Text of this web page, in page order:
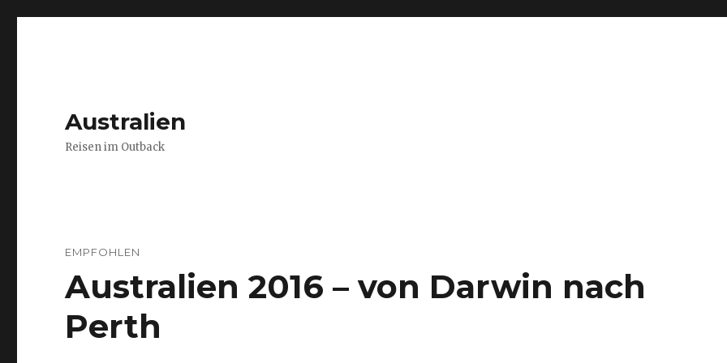
Australien
Reisen im Outback
EMPFOHLEN
Australien 2016 – von Darwin nach
Perth